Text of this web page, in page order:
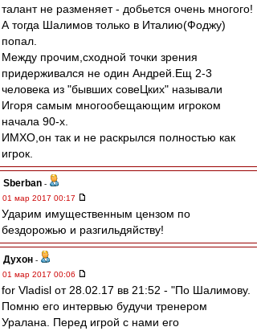
талант не разменяет - добьется очень многого!
А тогда Шалимов только в Италию(Фоджу)
попал.
Между прочим,сходной точки зрения
придерживался не один Андрей.Ещ 2-3
человека из "бывших совеЦких" называли
Игоря самым многообещающим игроком
начала 90-х.
ИМХО,он так и не раскрылся полностью как
игрок.
Sberban -
01 мар 2017 00:17
Ударим имущественным цензом по
бездорожью и разгильдяйству!
Духон -
01 мар 2017 00:06
for Vladisl от 28.02.17 вв 21:52 - "По Шалимову.
Помню его интервью будучи тренером
Уралана. Перед игрой с нами его